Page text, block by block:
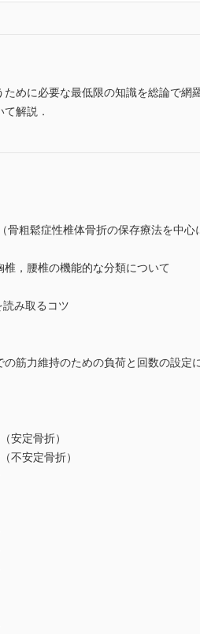
めに必要な最低限の知識を総論で網
解説．
骨粗鬆症性椎体骨折の保存療法を中心
，腰椎の機能的な分類について
み取るコツ
筋力維持のための負荷と回数の設定
安定骨折）
不安定骨折）